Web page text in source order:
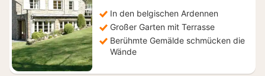
154
€
In den belgischen Ardennen
Großer Garten mit Terrasse
Berühmte Gemälde schmücken die
Wände